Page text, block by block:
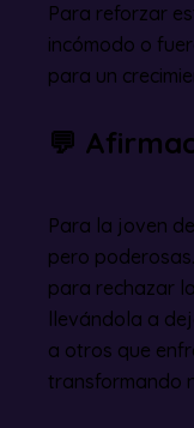
Para reforzar
incómodo o
para un
💬
Para la joven
pero
para rechazar
llevándola a
a otros que
transformando